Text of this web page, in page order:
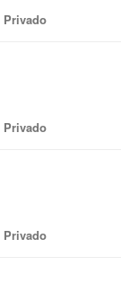
Privado
Privado
Privado